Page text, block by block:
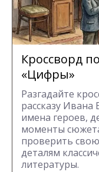
Кроссворд
«Цифры»
Разгадайте
рассказу
имена героев,
моменты
проверить
деталям
литературы.